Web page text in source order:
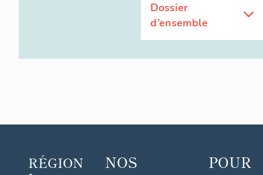
Dossier
d’ensemble
RÉGION
NOS
POUR